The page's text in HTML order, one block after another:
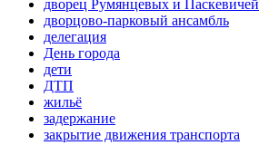
дворец Румянцевых и Паскевичей
дворцово-парковый ансамбль
делегация
День города
дети
ДТП
жильё
задержание
закрытие движения транспорта